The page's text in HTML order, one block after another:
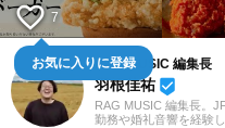
favorite_border 7
お気に入りに登録RAG MUSIC 編集長
羽根佳祐 beenhere
RAG MUSIC 編集長。
勤務や婚礼音響を経験